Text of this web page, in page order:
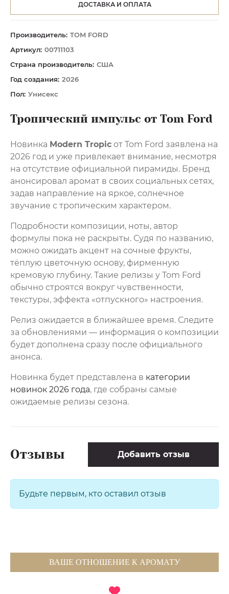
ВАШЕ ОТНОШЕНИЕ К АРОМАТУ
ДОСТАВКА И ОПЛАТА
Производитель: TOM FORD
Артикул: 00711103
Страна производитель: США
Год создания: 2026
Пол: Унисекс
Тропический импульс от Tom Ford
Новинка Modern Tropic от Tom Ford заявлена на
2026 год и уже привлекает внимание, несмотря
на отсутствие официальной пирамиды. Бренд
анонсировал аромат в своих социальных сетях,
задав направление на яркое, солнечное
звучание с тропическим характером.
Подробности композиции, ноты, автор
формулы пока не раскрыты. Судя по названию,
можно ожидать акцент на сочные фрукты,
тёплую цветочную основу, фирменную
кремовую глубину. Такие релизы у Tom Ford
обычно строятся вокруг чувственности,
текстуры, эффекта «отпускного» настроения.
Релиз ожидается в ближайшее время. Следите
за обновлениями — информация о композиции
будет дополнена сразу после официального
анонса.
Новинка будет представлена в категории
новинок 2026 года, где собраны самые
ожидаемые релизы сезона.
Отзывы Добавить отзыв
Будьте первым, кто оставил отзыв